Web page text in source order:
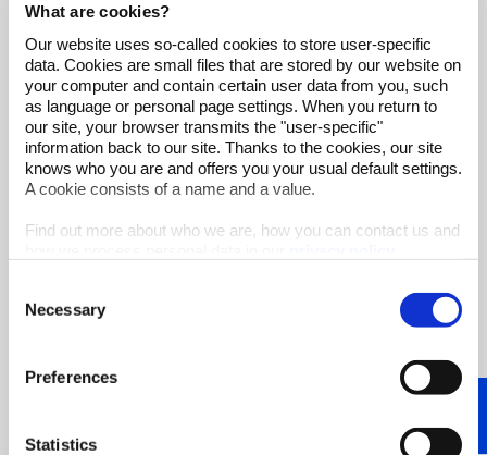
What are cookies?
Our website uses so-called cookies to store user-specific
data. Cookies are small files that are stored by our website on
your computer and contain certain user data from you, such
as language or personal page settings. When you return to
our site, your browser transmits the "user-specific"
information back to our site. Thanks to the cookies, our site
knows who you are and offers you your usual default settings.
A cookie consists of a name and a value.
Find out more about who we are, how you can contact us and
Selection
Necessary
Preferences
Statistics
Natürlich können → iso-Pentan , → n-Pentan und→
Cyclopentanbeliebig miteinander kombiniert
werden, um dieEigenschaften des Treibmittels und
den Beitrag zur Isolierung entsprechend
anzupassen. Dies ist in der Industrie üblich. Fragen
Sie am besten bei Ihrem Lieferanten nach.
Lesen Sie mehr:
Herstellung von Styropor®
Wichtige Treibmittel für Dämmstoffe: Pentane
Treibmittel für die Herstellung von
Dämmmaterialien
zunehmend gefragt. Ihr Einsatz